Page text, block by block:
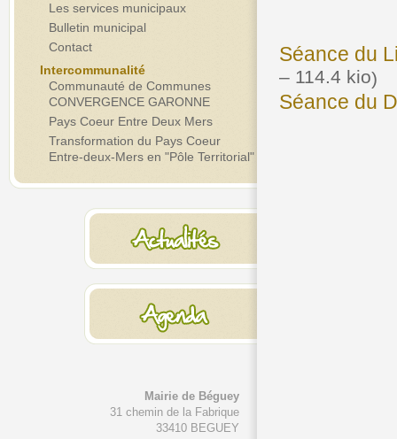
Les services municipaux
Bulletin municipal
Contact
Intercommunalité
Communauté de Communes
CONVERGENCE GARONNE
Pays Coeur Entre Deux Mers
Transformation du Pays Coeur
Entre-deux-Mers en "Pôle Territorial"
Mairie de Béguey
31 chemin de la Fabrique
33410 BEGUEY
Séance du
– 114.4 kio)
Séance du